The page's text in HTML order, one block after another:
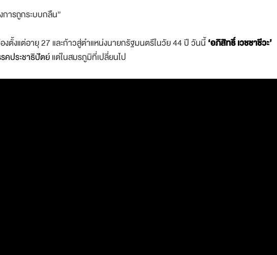
ารถูกระบบกลืน”
งตั้งแต่อายุ 27 และก้าวสู่ตำแหน่งนายกรัฐมนตรีในวัย 44 ปี วันนี้ ‘อภิสิทธิ์ เวชชาชีวะ’
คประชาธิปัตย์แต่ในสมรภูมิที่เปลี่ยนไป